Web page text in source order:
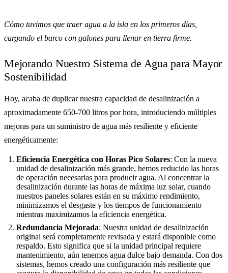
Cómo tuvimos que traer agua a la isla en los primeros días,
cargando el barco con galones para llenar en tierra firme.
Mejorando Nuestro Sistema de Agua para Mayor
Sostenibilidad
Hoy, acaba de duplicar nuestra capacidad de desalinización a
aproximadamente 650-700 litros por hora, introduciendo múltiples
mejoras para un suministro de agua más resiliente y eficiente
energéticamente:
Eficiencia Energética con Horas Pico Solares: Con la nueva
unidad de desalinización más grande, hemos reducido las horas
de operación necesarias para producir agua. Al concentrar la
desalinización durante las horas de máxima luz solar, cuando
nuestros paneles solares están en su máximo rendimiento,
minimizamos el desgaste y los tiempos de funcionamiento
mientras maximizamos la eficiencia energética.
Redundancia Mejorada: Nuestra unidad de desalinización
original será completamente revisada y estará disponible como
respaldo. Esto significa que si la unidad principal requiere
mantenimiento, aún tenemos agua dulce bajo demanda. Con dos
sistemas, hemos creado una configuración más resiliente que